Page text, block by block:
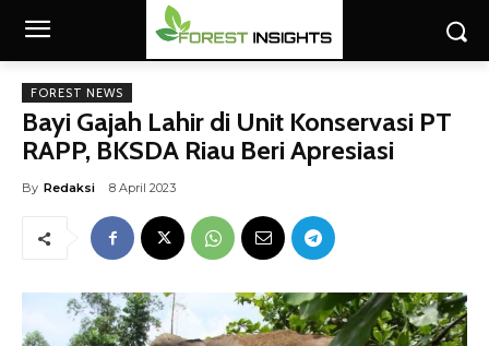
FOREST NEWS
Bayi Gajah Lahir di Unit Konservasi PT
RAPP, BKSDA Riau Beri Apresiasi
By Redaksi 8 April 2023